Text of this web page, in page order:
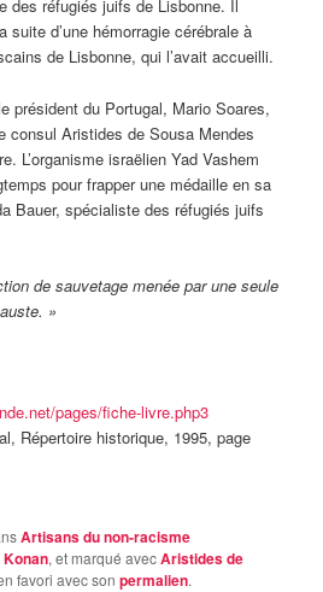
des réfugiés juifs de Lisbonne. Il
suite d’une hémorragie cérébrale à
de Lisbonne, qui l’avait accueilli.
président du Portugal, Mario Soares,
consul Aristides de Sousa Mendes
L’organisme israëlien Yad Vashem
pour frapper une médaille en sa
Bauer, spécialiste des réfugiés juifs
de sauvetage menée par une seule
»
pages/fiche-livre.php3
Répertoire historique, 1995, page
Artisans du non-racisme
, et marqué avecAristides de
favori avec sonpermalien.